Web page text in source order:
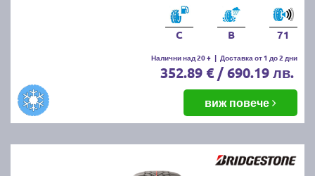
C B 71
Налични над 20 + | Доставка от 1 до 2 дни
352.89 € / 690.19 лв.
виж повече